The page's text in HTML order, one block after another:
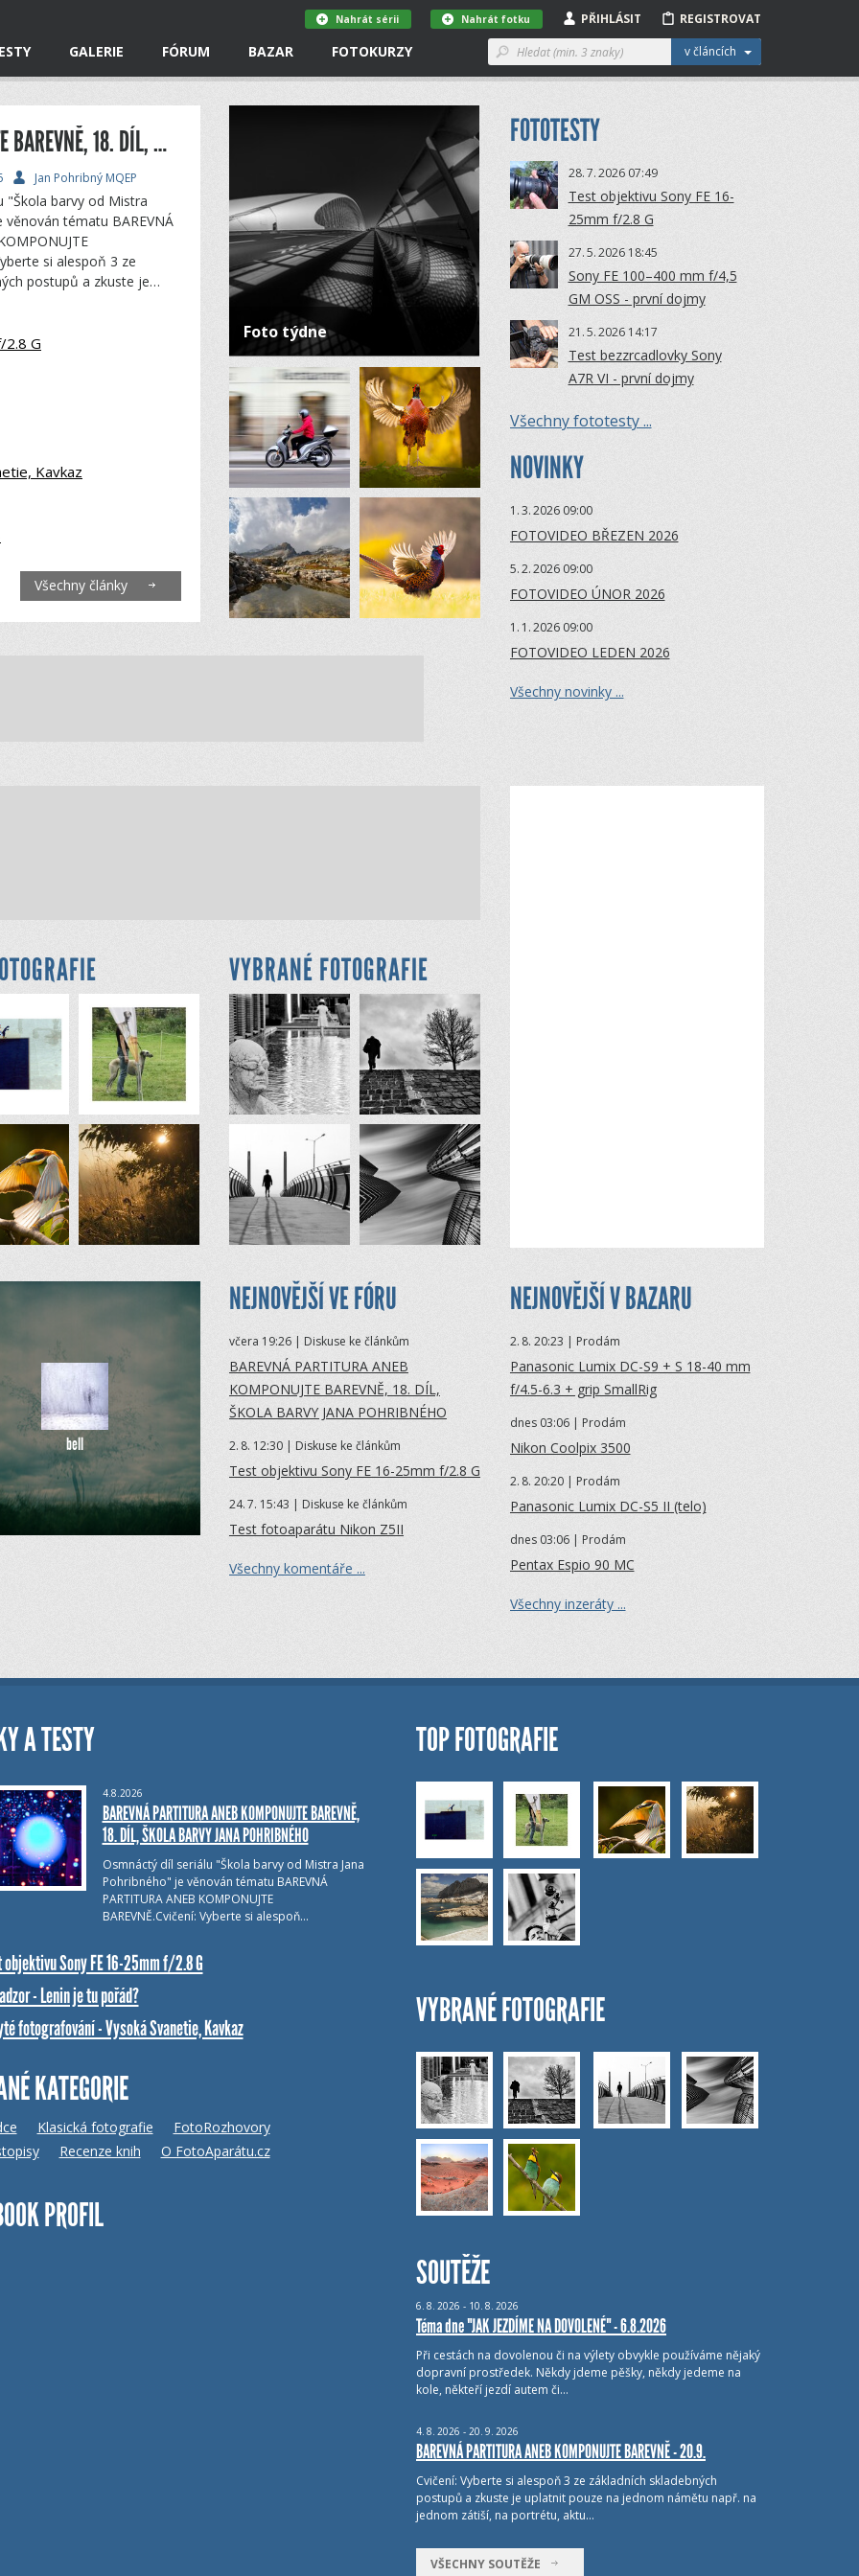
GALERIE FÓRUM BAZAR FOTOKURZY v článcích
REGISTROVAT
PŘIHLÁSIT
Nahrát fotku
Nahrát sérii
BAREVNÁ PARTITURA ANEB KOMPONUJTE BAREVNĚ, 18. DÍL, ŠKOLA BARVY JANA POHRIBNÉHO
Jan Pohribný MQEP
"Škola barvy od Mistra
věnován tématu BAREVNÁ
si alespoň 3 ze
postupů a zkuste je…
2.8 G
Kavkaz
Všechny články
Foto týdne
FOTOTESTY
28.7.2026 07:49
Test objektivu Sony FE 16-
25mm f/2.8 G
27.5.2026 18:45
Sony FE 100–400 mm f/4,5
GM OSS - první dojmy
21.5.2026 14:17
Test bezzrcadlovky Sony
A7R VI - první dojmy
Všechny fototesty ...
NOVINKY
1.3.2026 09:00
FOTOVIDEO BŘEZEN 2026
5.2.2026 09:00
FOTOVIDEO ÚNOR 2026
1. 1.2026 09:00
FOTOVIDEO LEDEN 2026
Všechny novinky ...
VYBRANÉ FOTOGRAFIE
bell
NEJNOVĚJŠÍ VE FÓRU
včera 19:26 | Diskuse ke článkům
BAREVNÁ PARTITURA ANEB
KOMPONUJTE BAREVNĚ, 18. DÍL,
ŠKOLA BARVY JANA POHRIBNÉHO
2. 8. 12:30 | Diskuse ke článkům
Test objektivu Sony FE 16-25mm f/2.8 G
24.7. 15:43 | Diskuse ke článkům
Test fotoaparátu Nikon Z5II
Všechny komentáře ...
NEJNOVĚJŠÍ V BAZARU
2. 8. 20:23 | Prodám
Panasonic Lumix DC-S9 + S 18-40 mm
f/4.5-6.3 + grip SmallRig
dnes 03:06 | Prodám
Nikon Coolpix 3500
2. 8. 20:20 | Prodám
Panasonic Lumix DC-S5 II (telo)
dnes 03:06 | Prodám
Pentax Espio 90 MC
Všechny inzeráty ...
A TESTY
4.8.2026
BAREVNÁ PARTITURA ANEB KOMPONUJTE BAREVNĚ,
18. DÍL, ŠKOLA BARVY JANA POHRIBNÉHO
Osmnáctý díl seriálu "Škola barvy od Mistra Jana
Pohribného" je věnován tématu BAREVNÁ
PARTITURA ANEB KOMPONUJTE
BAREVNĚ.Cvičení: Vyberte si alespoň…
objektivu Sony FE 16-25mm f/2.8 G
- Lenin je tu pořád?
fotografování - Vysoká Svanetie, Kavkaz
KATEGORIE
Klasická fotografie
FotoRozhovory
Recenze knih O FotoAparátu.cz
PROFIL
TOP FOTOGRAFIE
VYBRANÉ FOTOGRAFIE
SOUTĚŽE
6. 8. 2026 - 10. 8. 2026
Téma dne "JAK JEZDÍME NA DOVOLENÉ" - 6.8.2026
Při cestách na dovolenou či na výlety obvykle používáme nějaký
dopravní prostředek. Někdy jdeme pěšky, někdy jedeme na
kole, někteří jezdí autem či…
4. 8. 2026 - 20. 9. 2026
BAREVNÁ PARTITURA ANEB KOMPONUJTE BAREVNĚ - 20.9.
Cvičení: Vyberte si alespoň 3 ze základních skladebných
postupů a zkuste je uplatnit pouze na jednom námětu např. na
jednom zátiší, na portrétu, aktu…
VŠECHNY SOUTĚŽE